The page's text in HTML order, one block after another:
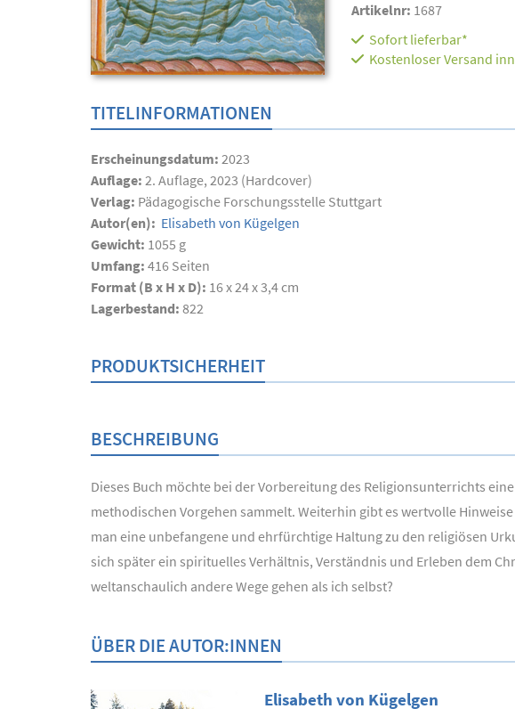
Artikelnr: 1687
Sofort lieferbar*
Kostenloser Versand
TITELINFORMATIONEN
Erscheinungsdatum: 2023
Auflage: 2. Auflage, 2023 (Hardcover)
Verlag: Pädagogische Forschungsstelle Stuttgart
Autor(en): Elisabeth von Kügelgen
Gewicht: 1055 g
Umfang: 416 Seiten
Format (B x H x D): 16 x 24 x 3,4 cm
Lagerbestand: 822
PRODUKTSICHERHEIT
BESCHREIBUNG
Dieses Buch möchte bei der Vorbereitung des Religionsunterrichts
methodischen Vorgehen sammelt. Weiterhin gibt es wertvolle
man eine unbefangene und ehrfürchtige Haltung zu den religiösen
sich später ein spirituelles Verhältnis, Verständnis und Erleben dem
weltanschaulich andere Wege gehen als ich selbst?
ÜBER DIE AUTOR:INNEN
Elisabeth von Kügelgen